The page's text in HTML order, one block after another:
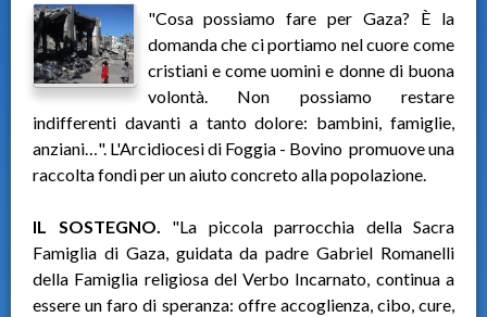
"Cosa possiamo fare per Gaza? È la
domanda che ci portiamo nel cuore come
cristiani e come uomini e donne di buona
volontà. Non possiamo restare
indifferenti davanti a tanto dolore: bambini, famiglie,
anziani…". L'Arcidiocesi di Foggia - Bovino promuove una
raccolta fondi per un aiuto concreto alla popolazione.
IL SOSTEGNO. "La piccola parrocchia della Sacra
Famiglia di Gaza, guidata da padre Gabriel Romanelli
della Famiglia religiosa del Verbo Incarnato, continua a
essere un faro di speranza: offre accoglienza, cibo, cure,